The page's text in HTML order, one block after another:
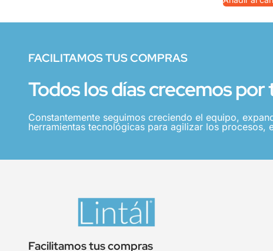
FACILITAMOS TUS COMPRAS
Todos los días crecemos por
Constantemente seguimos creciendo el equipo,
herramientas tecnológicas para agilizar los
Facilitamos tus compras